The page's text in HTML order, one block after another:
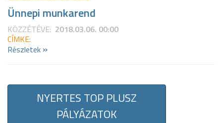
Ünnepi munkarend
KÖZZÉTÉVE: 2018.03.06. 00:00
CÍMKE:
Részletek »
NYERTES TOP PLUSZ
PÁLYÁZATOK